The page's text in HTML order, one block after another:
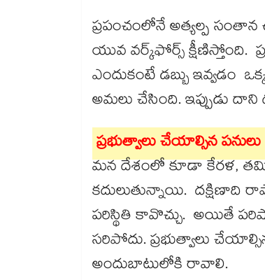
ప్రపంచంలోనే అత్యల్ప
యువ వర్క్​ఫోర్స్​ క్షీణిస్తోంది.
ఎందుకంటే డబ్బు ఇవ్వడం
అమలు చేసింది. ఇప్పుడు
ప్రభుత్వాలు చేయాల్సిన పనులు
మన దేశంలో కూడా కేరళ,
కదులుతున్నాయి. దక్షిణాది
పరిస్థితి కావొచ్చు. అయితే
సరిపోదు. ప్రభుత్వాలు
అందుబాటులోకి రావాలి.